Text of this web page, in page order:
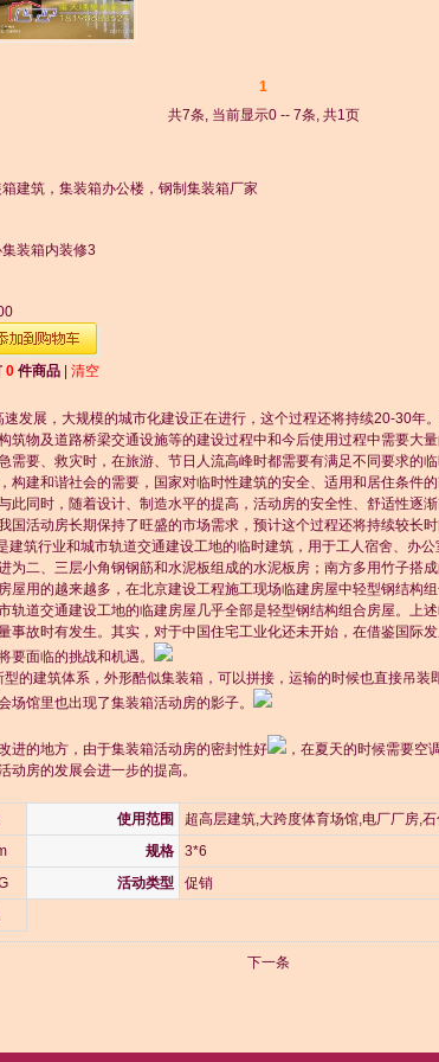
1
共7条, 当前显示0 -- 7条, 共1页
建筑，集装箱办公楼，钢制集装箱厂家
装箱内装修3
0 件商品 | 清空
发展，大规模的城市化建设正在进行，这个过程还将持续20-30年
筑物及道路桥梁交通设施等的建设过程中和今后使用过程中需要大
需要、救灾时，在旅游、节日人流高峰时都需要有满足不同要求的
构建和谐社会的需要，国家对临时性建筑的安全、适用和居住条件
此同时，随着设计、制造水平的提高，活动房的安全性、舒适性逐
国活动房长期保持了旺盛的市场需求，预计这个过程还将持续较长
建筑行业和城市轨道交通建设工地的临时建筑，用于工人宿舍、办
为二、三层小角钢钢筋和水泥板组成的水泥板房；南方多用竹子搭
屋用的越来越多，在北京建设工程施工现场临建房屋中轻型钢结构
轨道交通建设工地的临建房屋几乎全部是轻型钢结构组合房屋。上
事故时有发生。其实，对于中国住宅工业化还未开始，在借鉴国际
要面临的挑战和机遇。
的建筑体系，外形酷似集装箱，可以拼接，运输的时候也直接吊装
场馆里也出现了集装箱活动房的影子。
进的地方，由于集装箱活动房的密封性好
，在夏天的时候需要空
动房的发展会进一步的提高。
使用范围
超高层建筑,大跨度体育场馆,电厂厂房,
规格
3*6
活动类型
促销
下一条